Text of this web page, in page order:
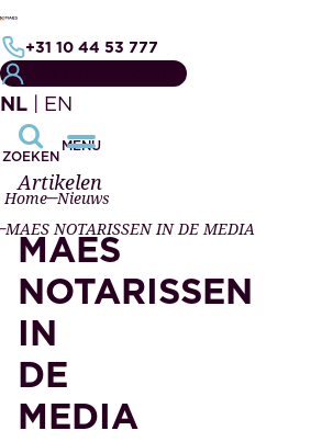
+31 10 44 53 777
NL | EN
ZOEKEN
MENU
Home Nieuws
MAES NOTARISSEN IN DE MEDIA
Artikelen
MAES
NOTARISSEN
IN
DE
MEDIA